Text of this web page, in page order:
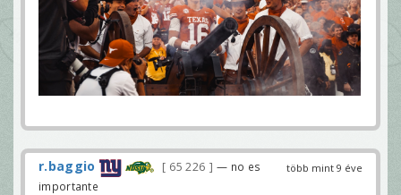
több mint 9 éve
r.baggio 65 226
— no es
importante